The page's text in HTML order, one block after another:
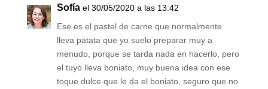
Sofía el 30/05/2020 a las 13:42
Ese es el pastel de carne que normalmente
lleva patata que yo suelo preparar muy a
menudo, porque se tarda nada en hacerlo, pero
el tuyo lleva boniato, muy buena idea con ese
toque dulce que le da el boniato, seguro que no